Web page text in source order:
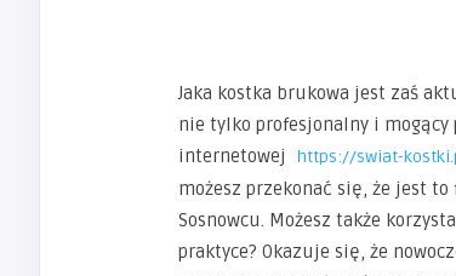
Jaka kostka brukowa jest zaś
nie tylko profesjonalny i
internetowej
https://swiat-
możesz przekonać się, że jest
Sosnowcu. Możesz także
praktyce? Okazuje się, że